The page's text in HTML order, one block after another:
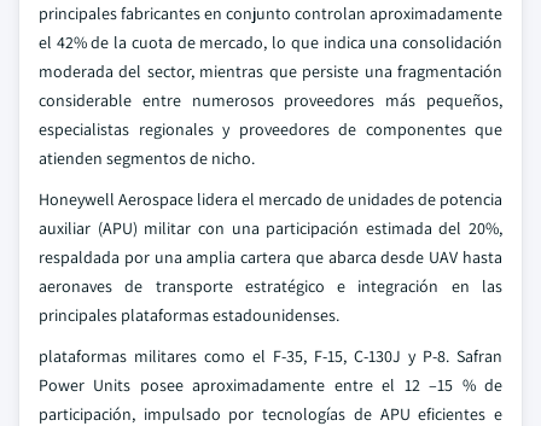
principales fabricantes en conjunto controlan aproximadamente
el 42% de la cuota de mercado, lo que indica una consolidación
moderada del sector, mientras que persiste una fragmentación
considerable entre numerosos proveedores más pequeños,
especialistas regionales y proveedores de componentes que
atienden segmentos de nicho.
Honeywell Aerospace lidera el mercado de unidades de potencia
auxiliar (APU) militar con una participación estimada del 20%,
respaldada por una amplia cartera que abarca desde UAV hasta
aeronaves de transporte estratégico e integración en las
principales plataformas estadounidenses.
plataformas militares como el F-35, F-15, C-130J y P-8. Safran
Power Units posee aproximadamente entre el 12 –15 % de
participación, impulsado por tecnologías de APU eficientes e